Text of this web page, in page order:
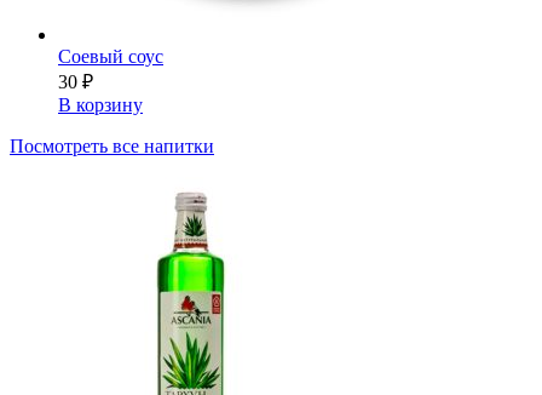
Соевый соус
30 ₽
В корзину
Посмотреть все напитки